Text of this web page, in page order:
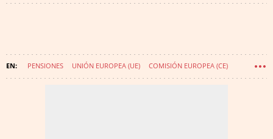
PENSIONES UNIÓN EUROPEA (UE) COMISIÓN EUROPEA (CE)